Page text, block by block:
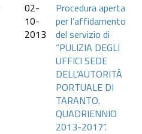
02-
10-
2013
Procedura aperta
per l’affidamento
del servizio di
“PULIZIA DEGLI
UFFICI SEDE
DELL’AUTORITÀ
PORTUALE DI
TARANTO.
QUADRIENNIO
2013-2017”.